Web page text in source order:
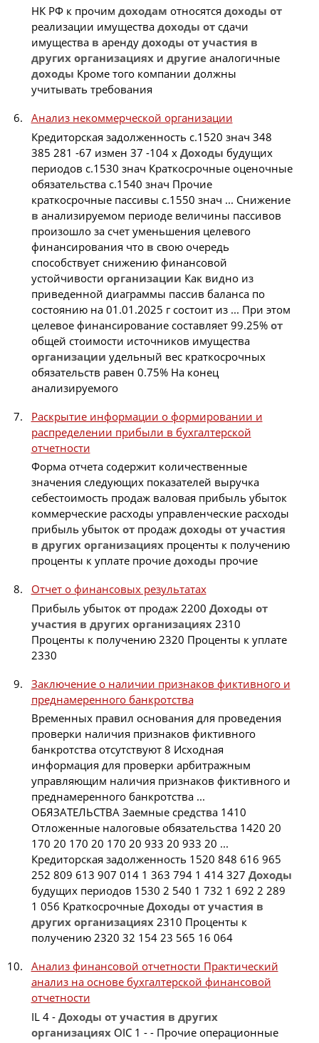
НК РФ к прочим доходам относятся доходы от
реализации имущества доходы отсдачи
имущества в аренду доходы от участия в
других организацияхи другиеаналогичные
доходы Кроме того компании должны
учитывать требования
Анализ некоммерческой организации
Кредиторская задолженность с.1520 знач 348
385 281 -67 измен 37 -104 x Доходы будущих
периодов с.1530 знач Краткосрочные оценочные
обязательства с.1540 знач Прочие
краткосрочные пассивы с.1550 знач ... Снижение
в анализируемом периоде величины пассивов
произошло за счет уменьшения целевого
финансирования что в свою очередь
способствует снижению финансовой
устойчивости организации Как видно из
приведенной диаграммы пассив баланса по
состоянию на 01.01.2025 г состоит из ... При этом
целевое финансирование составляет 99.25% от
общей стоимости источников имущества
организации удельный вес краткосрочных
обязательств равен 0.75% На конец
анализируемого
Раскрытие информации о формировании и
распределении прибыли в бухгалтерской
отчетности
Форма отчета содержит количественные
значения следующих показателей выручка
себестоимость продаж валовая прибыль убыток
коммерческие расходы управленческие расходы
прибыль убыток отпродаж доходы от участия
в других организацияхпроценты к получению
проценты к уплате прочие доходы прочие
Отчет о финансовых результатах
Прибыль убыток отпродаж 2200 Доходы от
участия в других организациях2310
Проценты к получению 2320 Проценты к уплате
2330
Заключение о наличии признаков фиктивного и
преднамеренного банкротства
Временных правил основания для проведения
проверки наличия признаков фиктивного
банкротства отсутствуют 8 Исходная
информация для проверки арбитражным
управляющим наличия признаков фиктивного и
преднамеренного банкротства ...
ОБЯЗАТЕЛЬСТВА Заемные средства 1410
Отложенные налоговые обязательства 1420 20
170 20 170 20 170 20 933 20 933 20 ...
Кредиторская задолженность 1520 848 616 965
252 809 613 907 014 1 363 794 1 414 327 Доходы
будущих периодов 1530 2 540 1 732 1 692 2 289
1 056 Краткосрочные Доходы от участия в
других организациях2310 Проценты к
получению 2320 32 154 23 565 16 064
Анализ финансовой отчетности Практический
анализ на основе бухгалтерской финансовой
отчетности
IL 4 - Доходы от участия в других
организацияхOIC 1 - - Прочие операционные